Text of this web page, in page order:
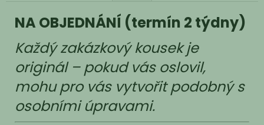
NA OBJEDNÁNÍ (termín 2 týdny)
Každý zakázkový kousek je
originál – pokud vás oslovil,
mohu pro vás vytvořit podobný s
osobními úpravami.